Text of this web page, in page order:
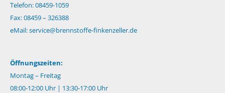
Telefon: 08459-1059
Fax: 08459 – 326388
eMail:service@brennstoffe-finkenzeller.de
Öffnungszeiten:
Montag – Freitag
08:00-12:00 Uhr | 13:30-17:00 Uhr